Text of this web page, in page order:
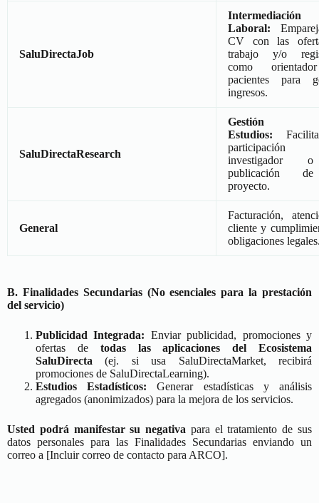
SaluDirectaJob
Intermediación
Laboral:
CV con las
trabajo y/o
como
pacientes para
ingresos.
SaluDirectaResearch
Gestión
Estudios:
participación
investigador
publicación
proyecto.
General
Facturación,
cliente y
obligaciones
B. Finalidades Secundarias (No esenciales para la prestación
del servicio)
Publicidad Integrada: Enviar publicidad, promociones y
ofertas de todas las aplicaciones del Ecosistema
SaluDirecta (ej. si usa SaluDirectaMarket, recibirá
promociones de SaluDirectaLearning).
Estudios Estadísticos: Generar estadísticas y análisis
agregados (anonimizados) para la mejora de los servicios.
Usted podrá manifestar su negativa para el tratamiento de sus
datos personales para las Finalidades Secundarias enviando un
correo a [Incluir correo de contacto para ARCO].